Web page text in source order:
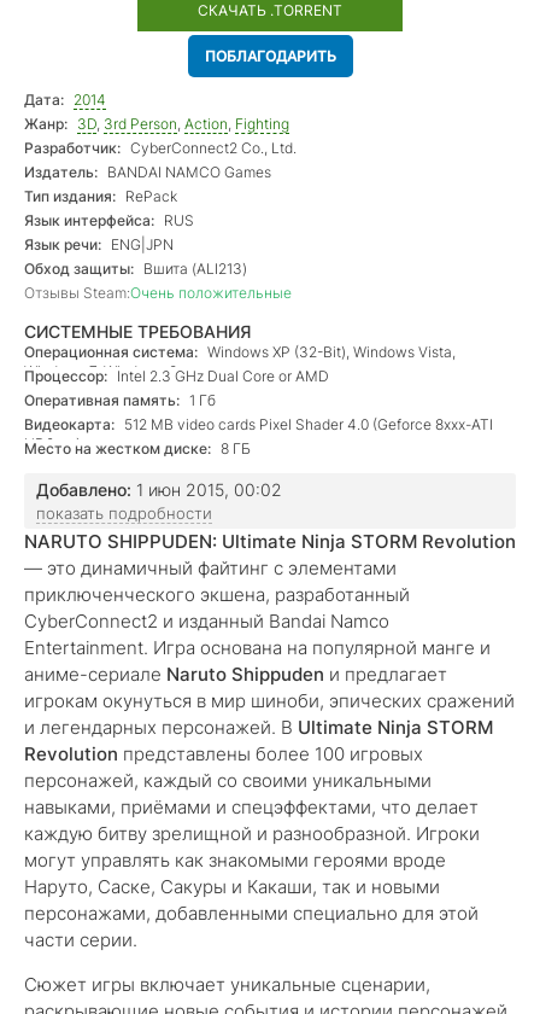
СКАЧАТЬ .TORRENT
ПОБЛАГОДАРИТЬ
Дата: 2014
Жанр: 3D, 3rd Person, Action, Fighting
Разработчик: СyberConnect2 Co., Ltd.
Издатель: BANDAI NAMCO Games
Тип издания: RePack
Язык интерфейса: RUS
Язык речи: ENG|JPN
Обход защиты: Вшита (ALI213)
Отзывы Steam:Очень положительные
СИСТЕМНЫЕ ТРЕБОВАНИЯ
Операционная система: Windows XP (32-Bit), Windows Vista,
Windows 7, Windows 8
Процессор: Intel 2.3 GHz Dual Core or AMD
Оперативная память: 1 Гб
Видеокарта: 512 MB video cards Pixel Shader 4.0 (Geforce 8xxx-ATI
HD2xxx)
Место на жестком диске: 8 ГБ
Добавлено: 1 июн 2015, 00:02
показать подробности
NARUTO SHIPPUDEN: Ultimate Ninja STORM Revolution
— это динамичный файтинг с элементами
приключенческого экшена, разработанный
CyberConnect2 и изданный Bandai Namco
Entertainment. Игра основана на популярной манге и
аниме-сериале Naruto Shippuden и предлагает
игрокам окунуться в мир шиноби, эпических сражений
и легендарных персонажей. В Ultimate Ninja STORM
Revolution представлены более 100 игровых
персонажей, каждый со своими уникальными
навыками, приёмами и спецэффектами, что делает
каждую битву зрелищной и разнообразной. Игроки
могут управлять как знакомыми героями вроде
Наруто, Саске, Сакуры и Какаши, так и новыми
персонажами, добавленными специально для этой
части серии.
Сюжет игры включает уникальные сценарии,